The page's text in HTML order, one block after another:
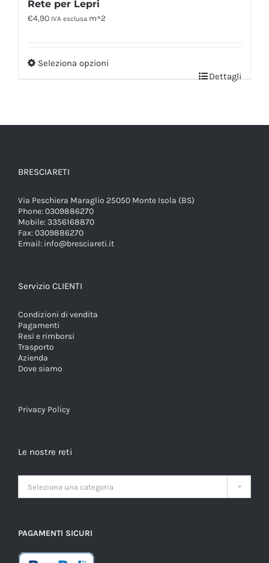
Rete per Lepri
€4,90 IVA esclusa m^2
Seleziona opzioni
Dettagli
BRESCIARETI
Via Peschiera Maraglio 25050 Monte Isola (BS)
Phone:0309886270
Mobile:3356168870
Fax:0309886270
Email: info@bresciareti.it
Servizio CLIENTI
Condizioni di vendita
Pagamenti
Resi e rimborsi
Trasporto
Azienda
Dove siamo
Privacy Policy
Le nostre reti
Seleziona una categoria
PAGAMENTI SICURI